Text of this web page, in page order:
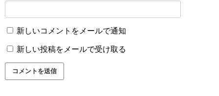
新しいコメントをメールで通知
新しい投稿をメールで受け取る